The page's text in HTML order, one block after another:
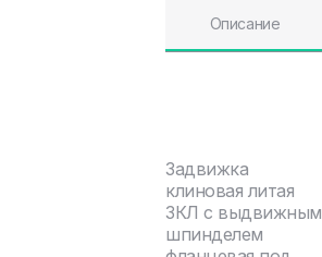
Описание
Задвижка
клиновая литая
ЗКЛ с выдвижным
шпинделем